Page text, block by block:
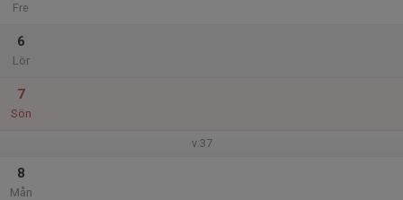
Fre
6
Lör
7
Sön
v.37
8
Mån